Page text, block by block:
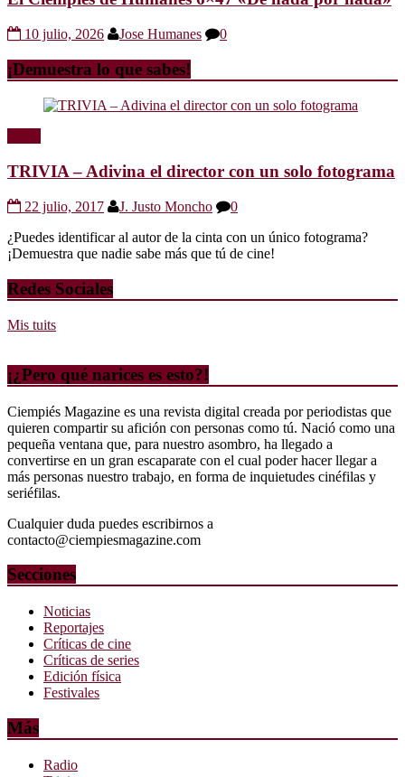
10 julio, 2026 Jose Humanes 0
¡Demuestra lo que sabes!
TRIVIA – Adivina el director con un solo fotograma
22 julio, 2017 J. Justo Moncho
0
¿Puedes identificar al autor de la cinta con un único fotograma?
¡Demuestra que nadie sabe más que tú de cine!
Redes Sociales
Mis tuits
¡¿Pero qué narices es esto?!
Ciempiés Magazine es una revista digital creada por periodistas que
quieren compartir su afición con personas como tú. Nació como una
pequeña ventana que, para nuestro asombro, ha llegado a
convertirse en un gran escaparate con el cual poder hacer llegar a
más personas nuestro trabajo, en forma de inquietudes cinéfilas y
seriéfilas.
Cualquier duda puedes escribirnos a
contacto@ciempiesmagazine.com
Secciones
Noticias
Reportajes
Críticas de cine
Críticas de series
Edición física
Festivales
Más
Radio